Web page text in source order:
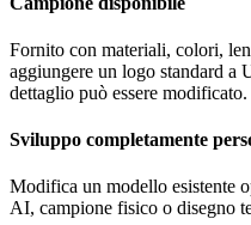
Fornito con materiali, colori,
aggiungere un logo standard a
dettaglio può essere modificato.
Sviluppo completamente
Modifica un modello esistente
AI, campione fisico o disegno